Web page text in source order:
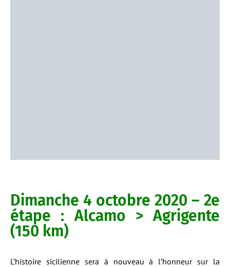
Dimanche 4 octobre 2020 – 2e
étape : Alcamo > Agrigente
(150 km)
L’histoire sicilienne sera à nouveau à l’honneur sur la